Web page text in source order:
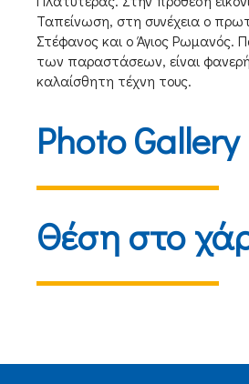
Ταπείνωση, στη συνέχεια ο
Στέφανος και ο Άγιος Ρωμανός.
των παραστάσεων, είναι
καλαίσθητη τέχνη τους.
Photo Gallery
Θέση στο